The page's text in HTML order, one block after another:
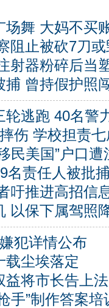
舞 大妈不买
阻止被砍7刀
射器粉碎后当
捕 曾持假护照
逃跑 40名警
伤 学校担责七
民美国”户口遭
名责任人被批
吁推进高招信
以保下属驾照
犯详情公布
载尘埃落定
益将市长告上
手”制作答案培